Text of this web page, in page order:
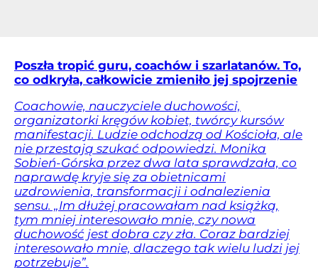
Poszła tropić guru, coachów i szarlatanów. To,
co odkryła, całkowicie zmieniło jej spojrzenie
Coachowie, nauczyciele duchowości,
organizatorki kręgów kobiet, twórcy kursów
manifestacji. Ludzie odchodzą od Kościoła, ale
nie przestają szukać odpowiedzi. Monika
Sobień-Górska przez dwa lata sprawdzała, co
naprawdę kryje się za obietnicami
uzdrowienia, transformacji i odnalezienia
sensu. „Im dłużej pracowałam nad książką,
tym mniej interesowało mnie, czy nowa
duchowość jest dobra czy zła. Coraz bardziej
interesowało mnie, dlaczego tak wielu ludzi jej
potrzebuje”.